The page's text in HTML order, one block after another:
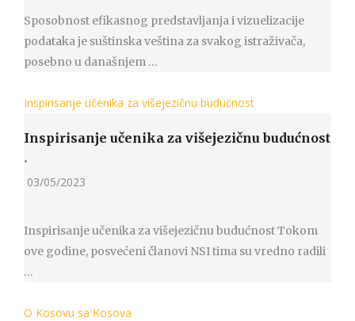
Sposobnost efikasnog predstavljanja i vizuelizacije
podataka je suštinska veština za svakog istraživača,
posebno u današnjem …
Inspirisanje učenika za višejezičnu budućnost
Inspirisanje učenika za višejezičnu budućnost
•
03/05/2023
Inspirisanje učenika za višejezičnu budućnost Tokom
ove godine, posvećeni članovi NSI tima su vredno radili
…
O Kosovu sa Kosova